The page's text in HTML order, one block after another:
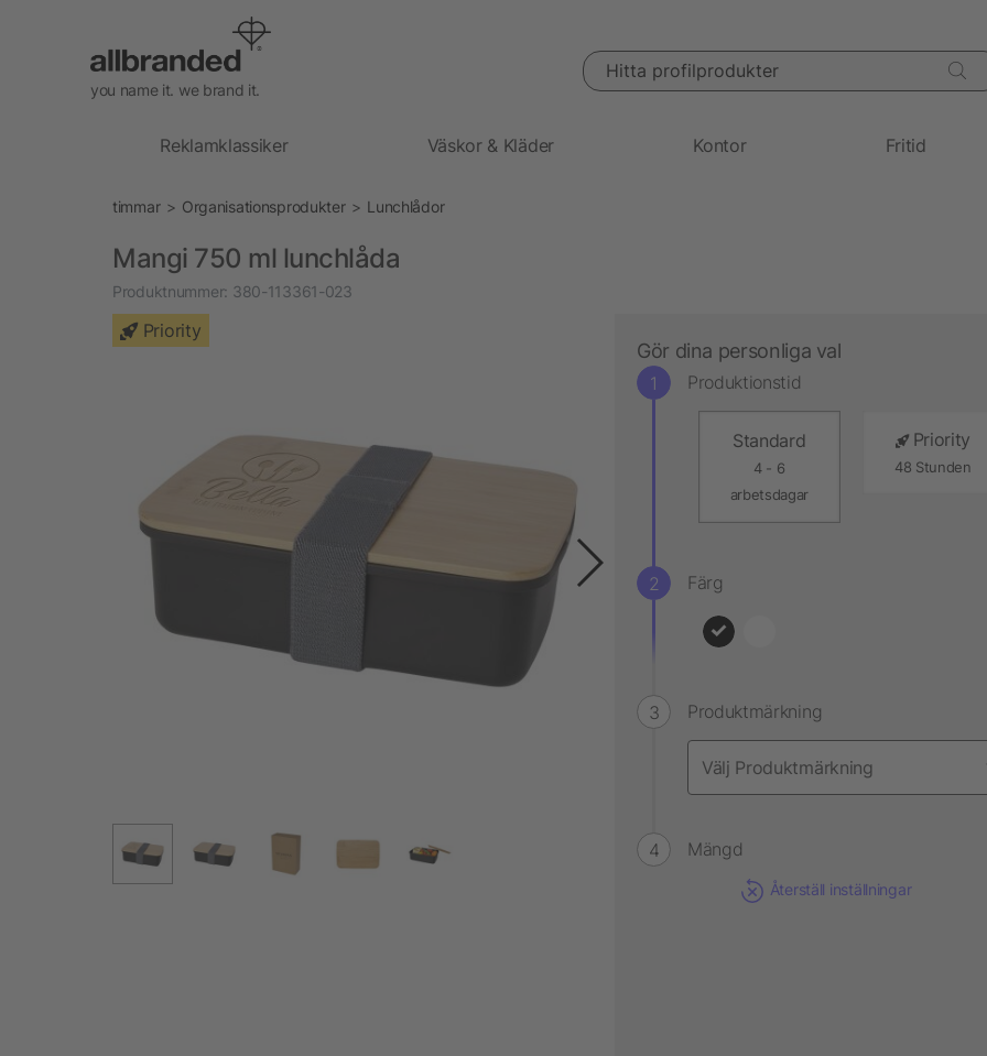
you name it. we brand it.
Hitta profilprodukter
Reklamklassiker Väskor & Kläder Kontor Fritid
timmar Organisationsprodukter Lunchlådor
Mangi 750 ml lunchlåda
Produktnummer: 380-113361-023
Priority
Gör dina personliga val
Produktionstid
Standard
4 - 6
arbetsdagar
Priority
48 Stunden
Färg
Produktmärkning
Mängd
Återställ inställningar